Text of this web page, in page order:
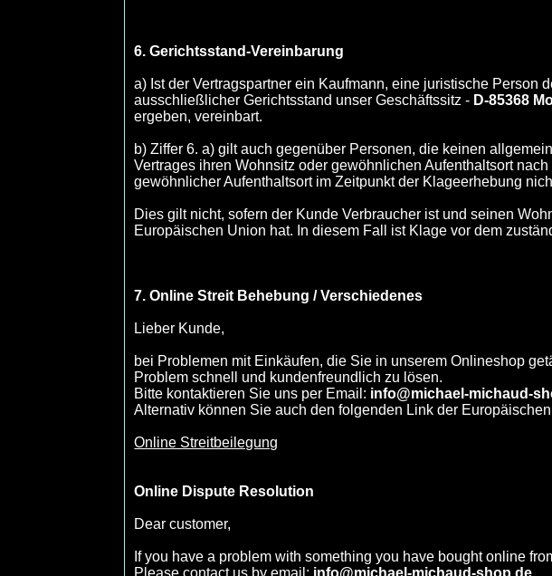
6. Gerichtsstand-Vereinbarung
a) Ist der Vertragspartner ein Kaufmann, eine juristische
ausschließlicher Gerichtsstand unser Geschäftssitz - D-85368
ergeben, vereinbart.
b) Ziffer 6. a) gilt auch gegenüber Personen, die keinen
Vertrages ihren Wohnsitz oder gewöhnlichen Aufenthaltsort
gewöhnlicher Aufenthaltsort im Zeitpunkt der Klageerhebung
Dies gilt nicht, sofern der Kunde Verbraucher ist und seinen
Europäischen Union hat. In diesem Fall ist Klage vor dem
7. Online Streit Behebung / Verschiedenes
Lieber Kunde,
bei Problemen mit Einkäufen, die Sie in unserem Onlineshop
Problem schnell und kundenfreundlich zu lösen.
Bitte kontaktieren Sie uns per Email: info@michael-michaud-
Alternativ können Sie auch den folgenden Link der
Online Streitbeilegung
Online Dispute Resolution
Dear customer,
If you have a problem with something you have bought online
Please contact us by email: info@michael-michaud-shop.de